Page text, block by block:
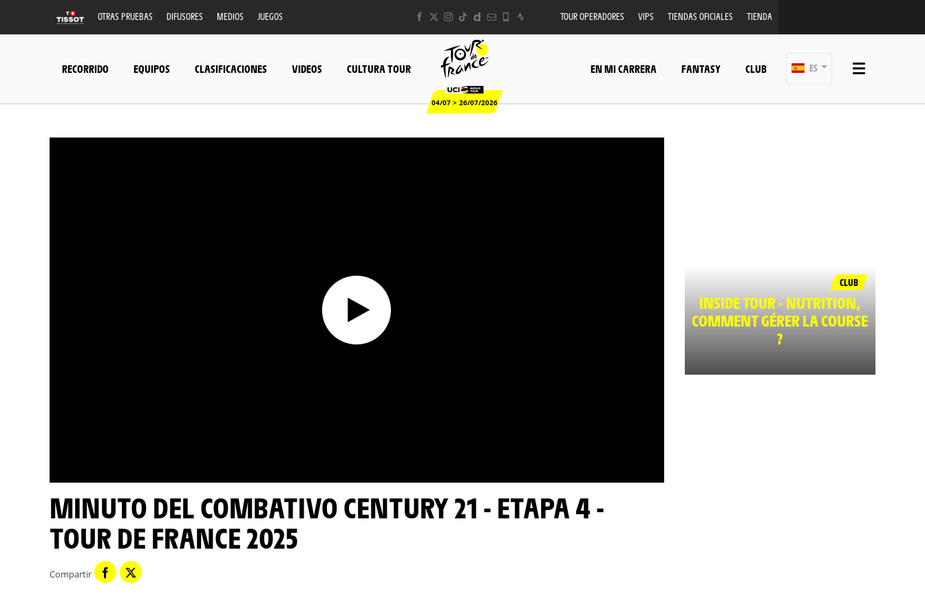
OTRAS PRUEBAS DIFUSORES MEDIOS JUEGOS TOUR OPERADORES VIPS TIENDAS OFICIALES TIENDA
RECORRIDO EQUIPOS CLASIFICACIONES VIDEOS CULTURA TOUR
04/07 > 26/07/2026
EN MI CARRERA FANTASY CLUB ES
MINUTO DEL COMBATIVO CENTURY 21 - ETAPA 4 -
TOUR DE FRANCE 2025
Compartir
CLUB
INSIDE TOUR - NUTRITION,
COMMENT GÉRER LA COURSE
?